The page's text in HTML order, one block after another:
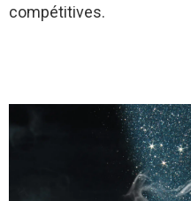
compétitives.